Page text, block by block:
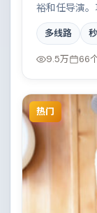
裕和任导演
霓虹下的人
具备院线质感
多线路
9.5万 66
热门